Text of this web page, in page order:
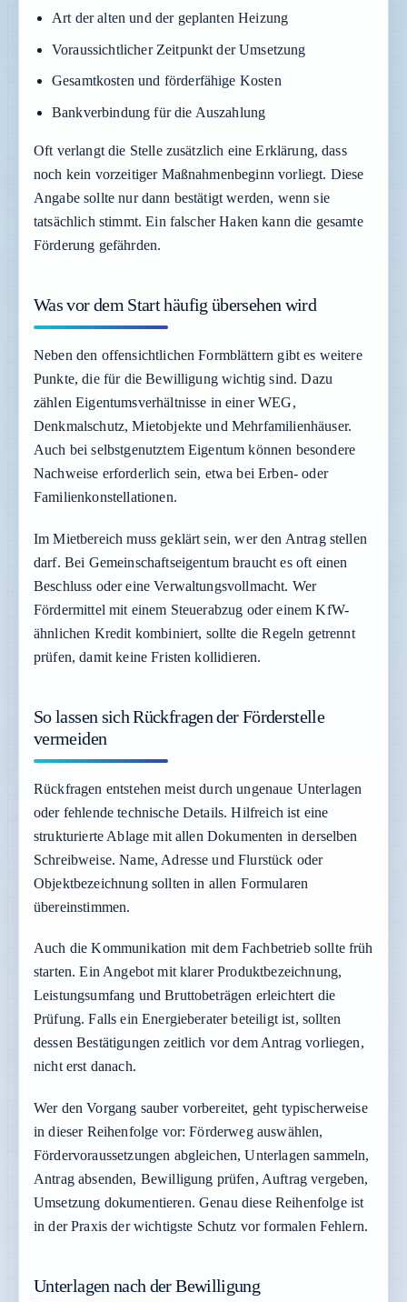
Art der alten und der geplanten Heizung
Voraussichtlicher Zeitpunkt der Umsetzung
Gesamtkosten und förderfähige Kosten
Bankverbindung für die Auszahlung
Oft verlangt die Stelle zusätzlich eine Erklärung, dass
noch kein vorzeitiger Maßnahmenbeginn vorliegt. Diese
Angabe sollte nur dann bestätigt werden, wenn sie
tatsächlich stimmt. Ein falscher Haken kann die gesamte
Förderung gefährden.
Was vor dem Start häufig übersehen wird
Neben den offensichtlichen Formblättern gibt es weitere
Punkte, die für die Bewilligung wichtig sind. Dazu
zählen Eigentumsverhältnisse in einer WEG,
Denkmalschutz, Mietobjekte und Mehrfamilienhäuser.
Auch bei selbstgenutztem Eigentum können besondere
Nachweise erforderlich sein, etwa bei Erben- oder
Familienkonstellationen.
Im Mietbereich muss geklärt sein, wer den Antrag stellen
darf. Bei Gemeinschaftseigentum braucht es oft einen
Beschluss oder eine Verwaltungsvollmacht. Wer
Fördermittel mit einem Steuerabzug oder einem KfW-
ähnlichen Kredit kombiniert, sollte die Regeln getrennt
prüfen, damit keine Fristen kollidieren.
So lassen sich Rückfragen der Förderstelle
vermeiden
Rückfragen entstehen meist durch ungenaue Unterlagen
oder fehlende technische Details. Hilfreich ist eine
strukturierte Ablage mit allen Dokumenten in derselben
Schreibweise. Name, Adresse und Flurstück oder
Objektbezeichnung sollten in allen Formularen
übereinstimmen.
Auch die Kommunikation mit dem Fachbetrieb sollte früh
starten. Ein Angebot mit klarer Produktbezeichnung,
Leistungsumfang und Bruttobeträgen erleichtert die
Prüfung. Falls ein Energieberater beteiligt ist, sollten
dessen Bestätigungen zeitlich vor dem Antrag vorliegen,
nicht erst danach.
Wer den Vorgang sauber vorbereitet, geht typischerweise
in dieser Reihenfolge vor: Förderweg auswählen,
Fördervoraussetzungen abgleichen, Unterlagen sammeln,
Antrag absenden, Bewilligung prüfen, Auftrag vergeben,
Umsetzung dokumentieren. Genau diese Reihenfolge ist
in der Praxis der wichtigste Schutz vor formalen Fehlern.
Unterlagen nach der Bewilligung